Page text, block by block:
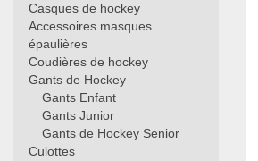
Casques de hockey
Accessoires masques
épaulières
Coudières de hockey
Gants de Hockey
Gants Enfant
Gants Junior
Gants de Hockey Senior
Culottes